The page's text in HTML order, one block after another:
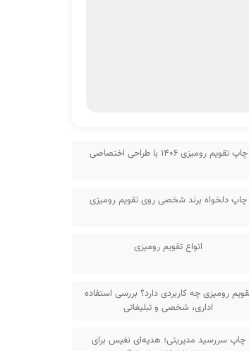
چاپ تقویم رومیزی 1406 با طراحی اختصاصی
چاپ دلخواه برند شخصی روی تقویم رومیزی
انواع تقویم رومیزی
رومیزی چه کاربردی دارد؟ بررسی استفاده
اداری، شخصی و تبلیغاتی
چاپ سررسید مدیریتی؛ هدیه‌ای نفیس برای